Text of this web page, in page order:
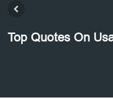
Top Quotes On